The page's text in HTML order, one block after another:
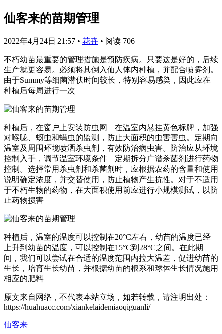
仙客来的苗期管理
2022年4月24日 21:57 • 花卉 • 阅读 706
不朽幼苗最重要的管理措施是预防疾病。只要这是好的，后续
生产就更容易。必须将其倒入仙人体内种植，并配合喷雾剂。
由于Summy等细菌潜伏时间较长，特别容易感染，因此应在
种植后每周进行一次
种植后，在窗户上安装防虫网，在温室内悬挂黄色标牌，加强
对喉咙、蚜虫和螨虫的监测，防止大面积的虫害​​害虫。定期向
温室及周围环境喷洒杀虫剂，有效防治病虫害。防治应从环境
控制入手，调节温室环境条件，定期拆分广谱杀菌剂进行药物
控制。选择常用杀虫剂和杀菌剂时，应根据农药的含量和使用
说明确定浓度，并交替使用，防止植物产生抗性。对于不适用
于不朽生物的药物，在大面积使用前应进行小规模测试，以防
止药物损害
种植后，温室的温度可以控制在20°C左右，幼苗的温度已经
上升到幼苗的温度，可以控制在15°C到28°C之间。在此期
间，我们可以尝试在合适的温度范围内拉大温差，促进幼苗的
生长，培育生长幼苗，并根据幼苗的根系和球体生长情况施用
相应的肥料
原文来自网络，不代表本站立场，如若转载，请注明出处：
https://huahuacc.com/xiankelaidemiaoqiguanli/
仙客来